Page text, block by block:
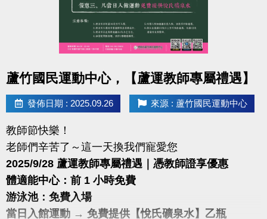
蘆竹國民運動中心，【蘆運教師專屬禮遇】
發佈日期 : 2025.09.26 來源 : 蘆竹國民運動中心
教師節快樂！
老師們辛苦了～這一天換我們寵愛您
2025/9/28 蘆運教師專屬禮遇｜憑教師證享優惠
體適能中心：前 1 小時免費
游泳池：免費入場
當日入館運動 → 免費提供【悅氏礦泉水】乙瓶